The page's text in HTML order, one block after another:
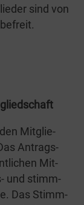
sind von
Mit­glie­
Antrags-
Mit­
und stimm­
Das Stimm­